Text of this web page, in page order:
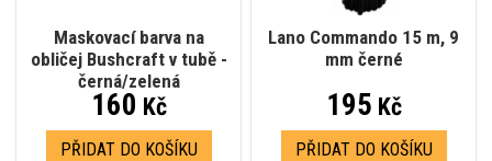
Maskovací barva na
obličej Bushcraft v tubě -
černá/zelená
160 Kč
PŘIDAT DO KOŠÍKU
Lano Commando 15 m, 9
mm černé
195 Kč
PŘIDAT DO KOŠÍKU